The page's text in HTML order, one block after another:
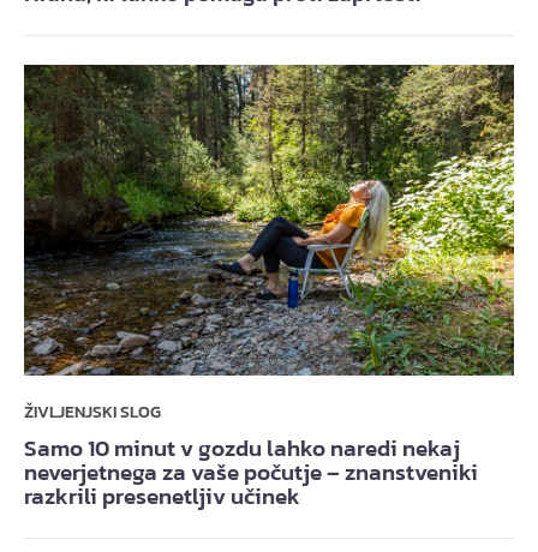
ŽIVLJENJSKI SLOG
Samo 10 minut v gozdu lahko naredi nekaj
neverjetnega za vaše počutje – znanstveniki
razkrili presenetljiv učinek